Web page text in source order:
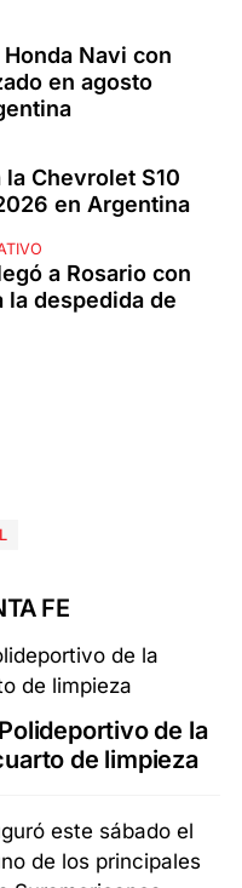
Navi con
en agosto
Chevrolet S10
en Argentina
a Rosario con
la despedida de
FE
de la
de limpieza